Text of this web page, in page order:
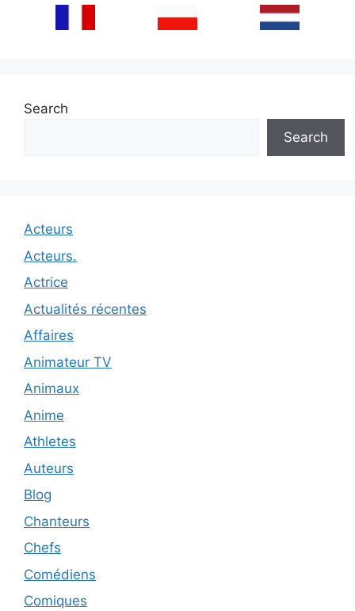
Search
Search
Acteurs
Acteurs.
Actrice
Actualités récentes
Affaires
Animateur TV
Animaux
Anime
Athletes
Auteurs
Blog
Chanteurs
Chefs
Comédiens
Comiques